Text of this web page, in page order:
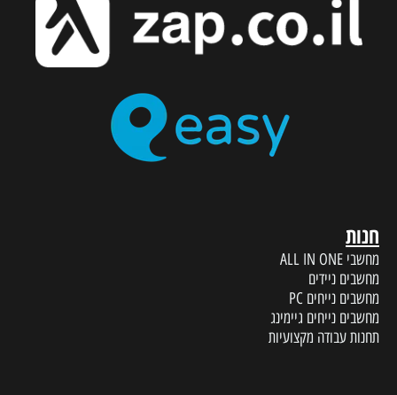
חנות
מחשבי ALL IN ONE
מחשבים ניידים
מחשבים נייחים PC
מחשבים נייחים גיימינג
תחנות עבודה מקצועיות